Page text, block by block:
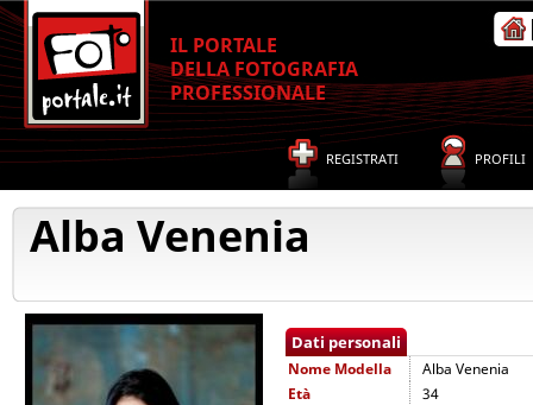
IL PORTALE
DELLA FOTOGRAFIA
PROFESSIONALE
REGISTRATI PROFILI
Alba Venenia
Dati personali
Nome Modella
Alba Venenia
Età
34